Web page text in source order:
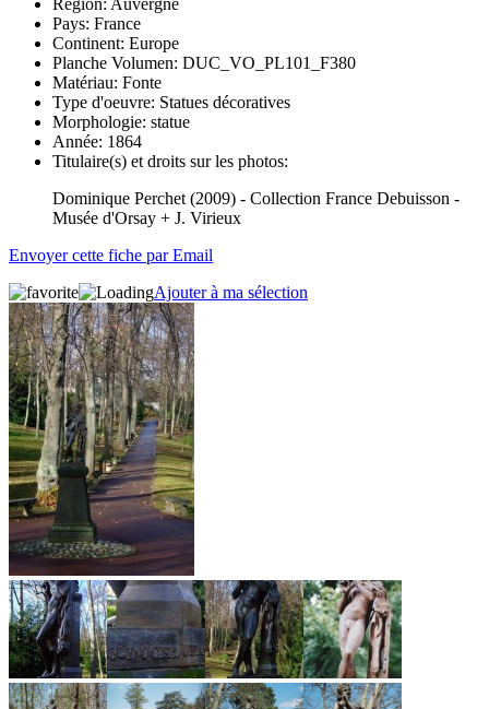
Pays: France
Continent: Europe
Planche Volumen: DUC_VO_PL101_F380
Matériau: Fonte
Type d'oeuvre: Statues décoratives
Morphologie: statue
Année: 1864
Titulaire(s) et droits sur les photos:
Dominique Perchet (2009) - Collection France Debuisson -
Musée d'Orsay + J. Virieux
Envoyer cette fiche par Email
Ajouter à ma sélection